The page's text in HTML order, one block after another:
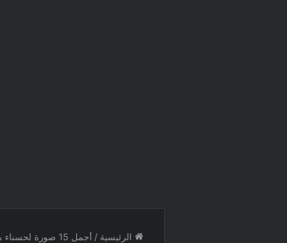
الرئيسية / أجمل 15 صورة لحسناء مهرجان الجونة «ليساندرا سيلفا»